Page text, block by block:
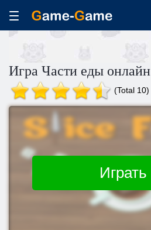
Игра Части еды онлайн
(Total 10)
Играть